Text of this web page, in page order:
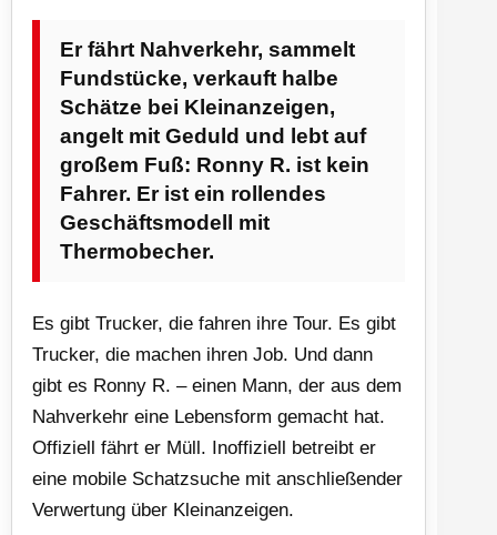
Er fährt Nahverkehr, sammelt
Fundstücke, verkauft halbe
Schätze bei Kleinanzeigen,
angelt mit Geduld und lebt auf
großem Fuß: Ronny R. ist kein
Fahrer. Er ist ein rollendes
Geschäftsmodell mit
Thermobecher.
Es gibt Trucker, die fahren ihre Tour. Es gibt
Trucker, die machen ihren Job. Und dann
gibt es Ronny R. – einen Mann, der aus dem
Nahverkehr eine Lebensform gemacht hat.
Offiziell fährt er Müll. Inoffiziell betreibt er
eine mobile Schatzsuche mit anschließender
Verwertung über Kleinanzeigen.